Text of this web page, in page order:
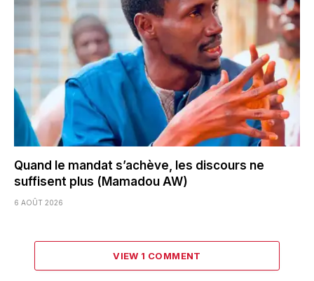
Quand le mandat s’achève, les discours ne
suffisent plus (Mamadou AW)
6 AOÛT 2026
VIEW 1 COMMENT